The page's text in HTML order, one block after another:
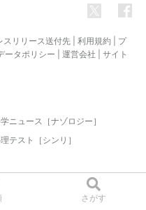
さがす
スリリース送付先 利用規約
プ
ータポリシー 運営会社
サイト
ニュース［ナゾロジー］
テスト［シンリ］